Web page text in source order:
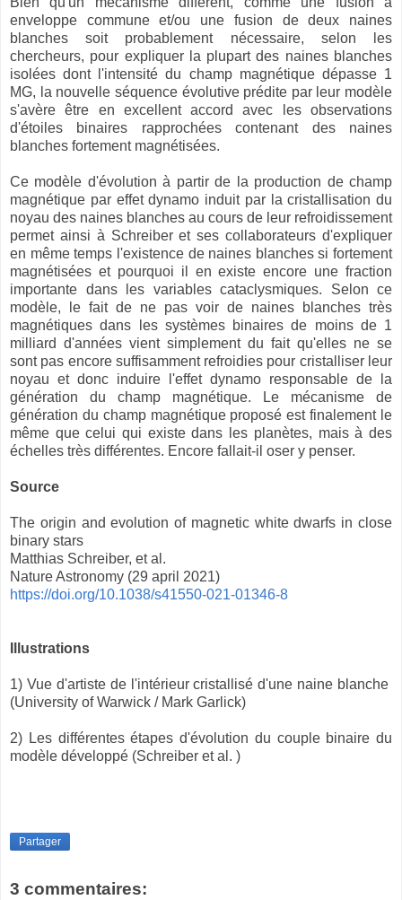
enveloppe commune et/ou une fusion de deux naines
blanches soit probablement nécessaire, selon les
chercheurs, pour expliquer la plupart des naines blanches
isolées dont l'intensité du champ magnétique dépasse 1
MG, la nouvelle séquence évolutive prédite par leur modèle
s'avère être en excellent accord avec les observations
d'étoiles binaires rapprochées contenant des naines
blanches fortement magnétisées.
Ce modèle d'évolution à partir de la production de champ
magnétique par effet dynamo induit par la cristallisation du
noyau des naines blanches au cours de leur refroidissement
permet ainsi à Schreiber et ses collaborateurs d'expliquer
en même temps l'existence de naines blanches si fortement
magnétisées et pourquoi il en existe encore une fraction
importante dans les variables cataclysmiques. Selon ce
modèle, le fait de ne pas voir de naines blanches très
magnétiques dans les systèmes binaires de moins de 1
milliard d'années vient simplement du fait qu'elles ne se
sont pas encore suffisamment refroidies pour cristalliser leur
noyau et donc induire l'effet dynamo responsable de la
génération du champ magnétique. Le mécanisme de
génération du champ magnétique proposé est finalement le
même que celui qui existe dans les planètes, mais à des
échelles très différentes. Encore fallait-il oser y penser.
Source
The origin and evolution of magnetic white dwarfs in close
binary stars
Matthias Schreiber, et al.
Nature Astronomy (29 april 2021)
https://doi.org/10.1038/s41550-021-01346-8
Illustrations
1) Vue d'artiste de l'intérieur cristallisé d'une naine blanche
(University of Warwick / Mark Garlick)
2) Les différentes étapes d'évolution du couple binaire du
modèle développé (Schreiber et al. )
Partager
3 commentaires: